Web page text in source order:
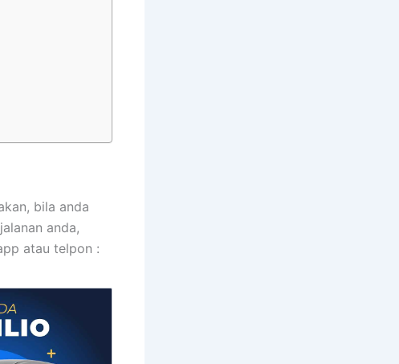
bila anda
anda,
atau telpon :